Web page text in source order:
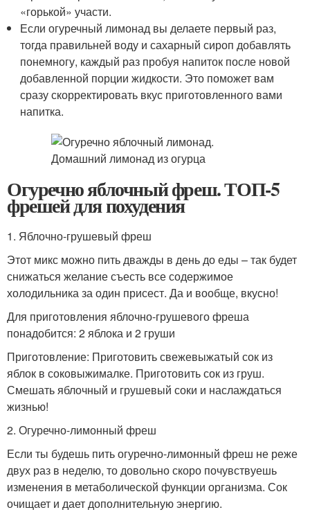
«горькой» участи.
Если огуречный лимонад вы делаете первый раз,
тогда правильней воду и сахарный сироп добавлять
понемногу, каждый раз пробуя напиток после новой
добавленной порции жидкости. Это поможет вам
сразу скорректировать вкус приготовленного вами
напитка.
Огуречно яблочный фреш. ТОП-5
фрешей для похудения
1. Яблочно-грушевый фреш
Этот микс можно пить дважды в день до еды – так будет
снижаться желание съесть все содержимое
холодильника за один присест. Да и вообще, вкусно!
Для приготовления яблочно-грушевого фреша
понадобится: 2 яблока и 2 груши
Приготовление: Приготовить свежевыжатый сок из
яблок в соковыжималке. Приготовить сок из груш.
Смешать яблочный и грушевый соки и наслаждаться
жизнью!
2. Огуречно-лимонный фреш
Если ты будешь пить огуречно-лимонный фреш не реже
двух раз в неделю, то довольно скоро почувствуешь
изменения в метаболической функции организма. Сок
очищает и дает дополнительную энергию.